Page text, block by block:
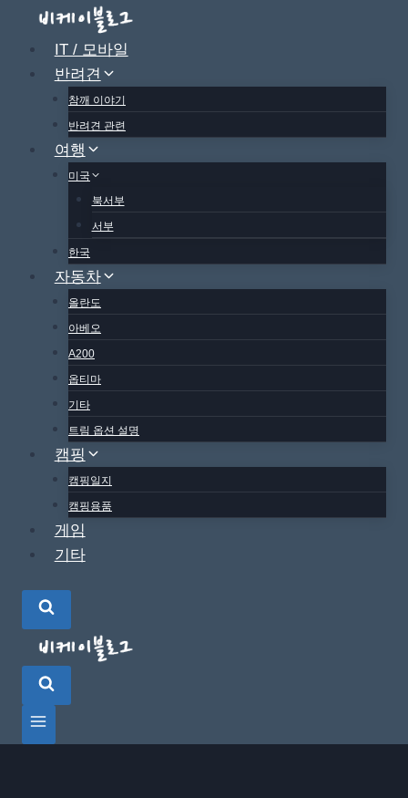
IT / 모바일
반려견
참깨 이야기
반려견 관련
여행
미국
북서부
서부
한국
자동차
올란도
아베오
A200
옵티마
기타
트림 옵션 설명
캠핑
캠핑일지
캠핑용품
게임
기타